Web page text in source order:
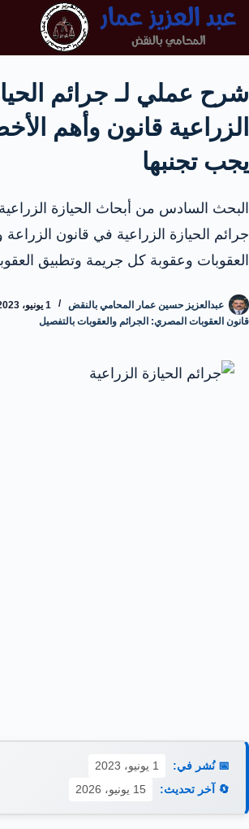
شرح عملي لـ جرائم
الزراعية قانون وأهم
يجب تجنبها
البحث السادس من أبحاث الحيازة
جرائم الحيازة الزراعية في قانون الزراعة
العقوبات وعقوبة كل جريمة وتطبيق
عبدالعزيز حسين عمار المحامي بالنقض
1 يونيو، 2023
قانون العقوبات المصري: الجرائم والعقوبات بالتفصيل
📅 نُشر في:
1 يونيو، 2023
🔄 آخر تحديث:
15 يونيو، 2026